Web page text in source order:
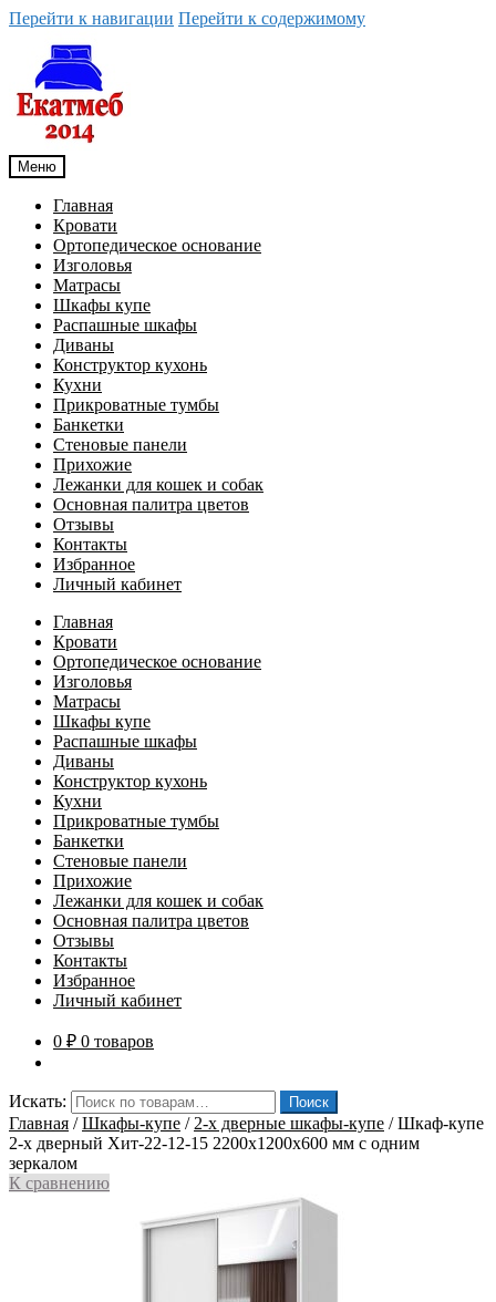
Перейти к навигации Перейти к содержимому
Меню
Главная
Кровати
Ортопедическое основание
Изголовья
Матрасы
Шкафы купе
Распашные шкафы
Диваны
Конструктор кухонь
Кухни
Прикроватные тумбы
Банкетки
Стеновые панели
Прихожие
Лежанки для кошек и собак
Основная палитра цветов
Отзывы
Контакты
Избранное
Личный кабинет
Главная
Кровати
Ортопедическое основание
Изголовья
Матрасы
Шкафы купе
Распашные шкафы
Диваны
Конструктор кухонь
Кухни
Прикроватные тумбы
Банкетки
Стеновые панели
Прихожие
Лежанки для кошек и собак
Основная палитра цветов
Отзывы
Контакты
Избранное
Личный кабинет
0 ₽ 0 товаров
Искать: Поиск
Главная /Шкафы-купе / 2-х дверные шкафы-купе /Шкаф-купе
2-х дверный Хит-22-12-15 2200x1200x600 мм с одним
зеркалом
К сравнению